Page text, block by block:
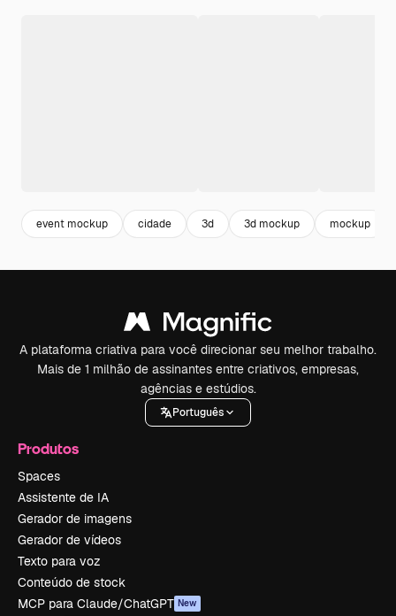
event mockup cidade 3d 3d mockup mockup
A plataforma criativa para você direcionar seu melhor trabalho.
Mais de 1 milhão de assinantes entre criativos, empresas,
agências e estúdios.
Português
Produtos
Spaces
Assistente de IA
Gerador de imagens
Gerador de vídeos
Texto para voz
Conteúdo de stock
MCP para Claude/ChatGPT New